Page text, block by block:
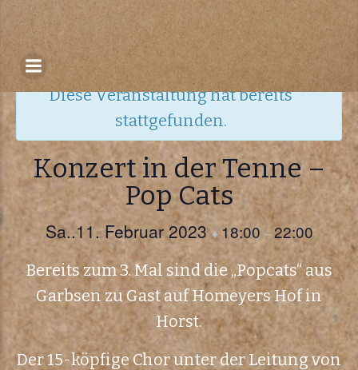
Zum
Inhalt
springen
« Alle Veranstaltungen
Diese Veranstaltung hat bereits
stattgefunden.
Konzert in der Tenne –
Pop Cats
Sa..11. Februar 2023♦ 18:00 –22:00
Bereits zum 3. Mal sind die „Popcats“ aus
Garbsen zu Gast auf Homeyers Hof in
Horst.
Der 15-köpfige Chor unter der Leitung von